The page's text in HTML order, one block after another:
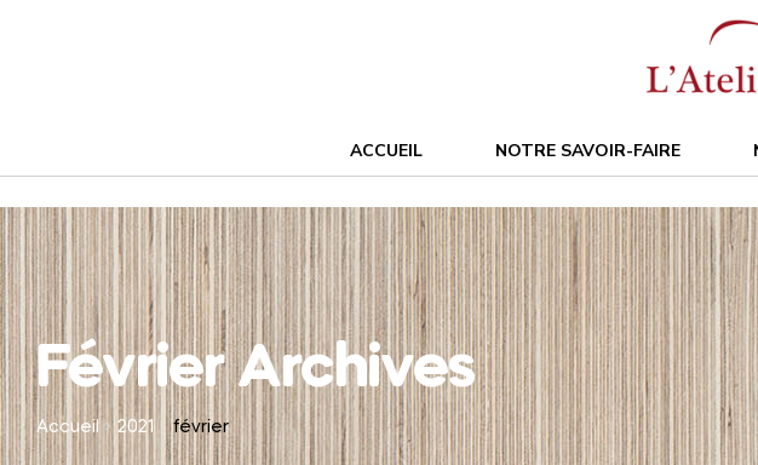
ACCUEIL NOTRE SAVOIR-FAIRE
Février Archives
Accueil 2021 février